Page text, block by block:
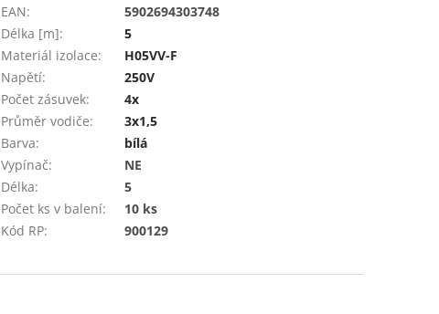
EAN:
5902694303748
Délka [m]:
5
Materiál izolace:
H05VV-F
Napětí:
250V
Počet zásuvek:
4x
Průměr vodiče:
3x1,5
Barva:
bílá
Vypínač:
NE
Délka:
5
Počet ks v balení:
10 ks
Kód RP: 900129